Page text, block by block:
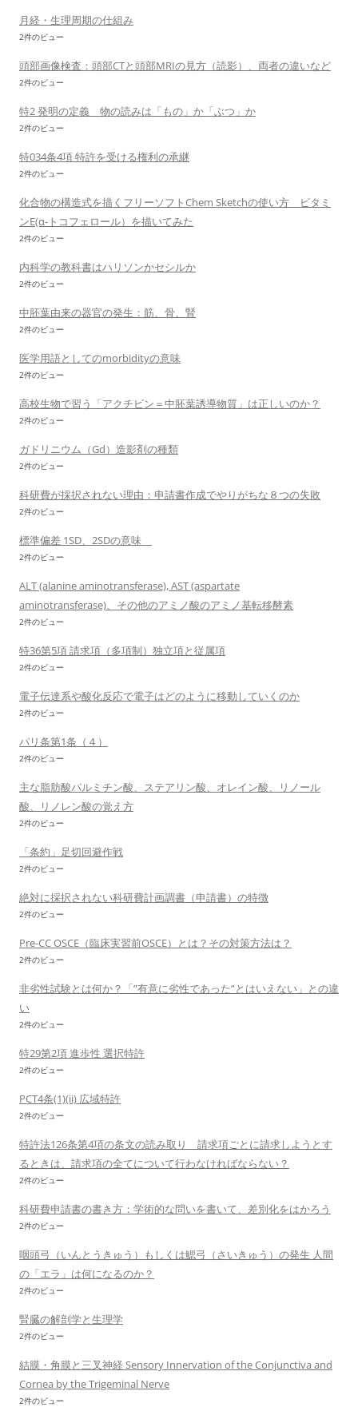
月経・生理周期の仕組み
2件のビュー
頭部画像検査：頭部CTと頭部MRIの見方（読影）、両者の違いなど
2件のビュー
特2 発明の定義 物の読みは「もの」か「ぶつ」か
2件のビュー
特034条4項 特許を受ける権利の承継
2件のビュー
化合物の構造式を描くフリーソフトChem Sketchの使い方 ビタミ
ンE(α-トコフェロール）を描いてみた
2件のビュー
内科学の教科書はハリソンかセシルか
2件のビュー
中胚葉由来の器官の発生：筋、骨、腎
2件のビュー
医学用語としてのmorbidityの意味
2件のビュー
高校生物で習う「アクチビン＝中胚葉誘導物質」は正しいのか？
2件のビュー
ガドリニウム（Gd）造影剤の種類
2件のビュー
科研費が採択されない理由：申請書作成でやりがちな８つの失敗
2件のビュー
標準偏差 1SD、2SDの意味
2件のビュー
ALT (alanine aminotransferase), AST (aspartate
aminotransferase)、その他のアミノ酸のアミノ基転移酵素
2件のビュー
特36第5項 請求項（多項制）独立項と従属項
2件のビュー
電子伝達系や酸化反応で電子はどのように移動していくのか
2件のビュー
パリ条第1条（４）
2件のビュー
主な脂肪酸パルミチン酸、ステアリン酸、オレイン酸、リノール
酸、リノレン酸の覚え方
2件のビュー
「条約」足切回避作戦
2件のビュー
絶対に採択されない科研費計画調書（申請書）の特徴
2件のビュー
Pre-CC OSCE（臨床実習前OSCE）とは？その対策方法は？
2件のビュー
非劣性試験とは何か？「”有意に劣性であった”とはいえない」との違
い
2件のビュー
特29第2項 進歩性 選択特許
2件のビュー
PCT4条(1)(ii) 広域特許
2件のビュー
特許法126条第4項の条文の読み取り 請求項ごとに請求しようとす
るときは、請求項の全てについて行わなければならない？
2件のビュー
科研費申請書の書き方：学術的な問いを書いて、差別化をはかろう
2件のビュー
咽頭弓（いんとうきゅう）もしくは鰓弓（さいきゅう）の発生 人間
の「エラ」は何になるのか？
2件のビュー
腎臓の解剖学と生理学
2件のビュー
結膜・角膜と三叉神経 Sensory Innervation of the Conjunctiva and
Cornea by the Trigeminal Nerve
2件のビュー